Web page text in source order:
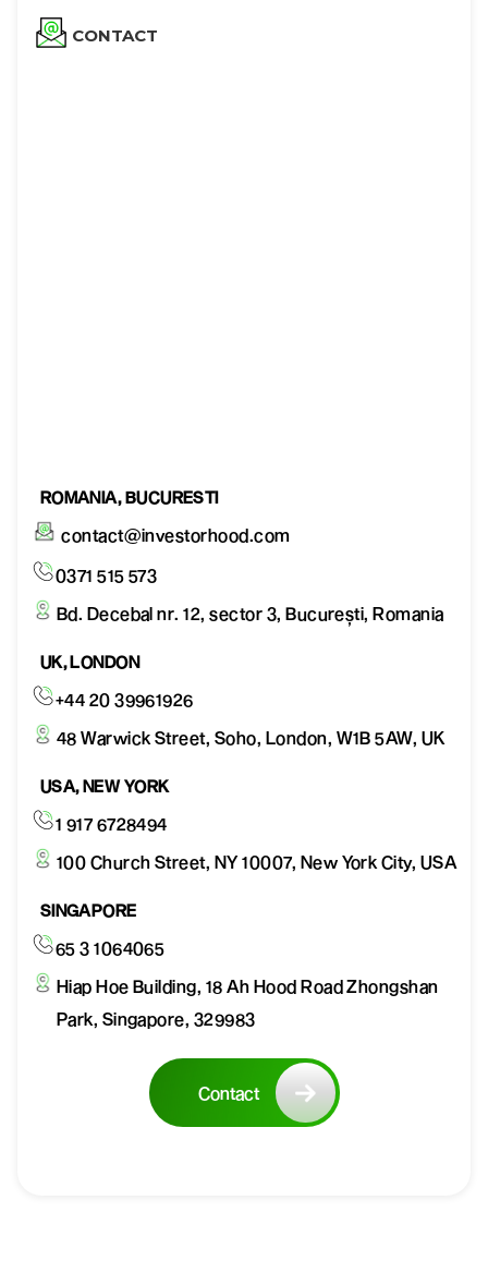
CONTACT
ROMANIA, BUCURESTI
contact@investorhood.com
0371 515 573
Bd. Decebal nr. 12, sector 3, București, Romania
UK, LONDON
+44 20 39961926
48 Warwick Street, Soho, London, W1B 5AW, UK
USA, NEW YORK
1 917 6728494
100 Church Street, NY 10007, New York City, USA
SINGAPORE
65 3 1064065
Hiap Hoe Building, 18 Ah Hood Road Zhongshan
Park, Singapore, 329983
Contact